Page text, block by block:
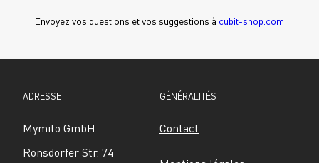
Envoyez vos questions et vos suggestions à cubit-shop.com
ADRESSE
Mymito GmbH
Ronsdorfer Str. 74
GÉNÉRALITÉS
Contact